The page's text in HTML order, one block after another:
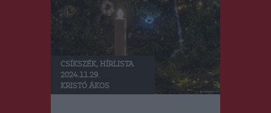
RO
CSÍKSZÉK, HÍRLISTA
2024.11.29.
KRISTÓ ÁKOS